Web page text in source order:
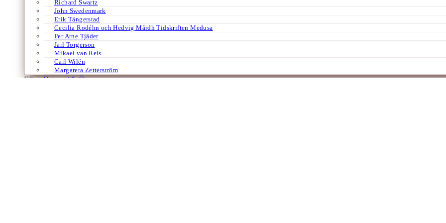
Richard Swartz
John Swedenmark
Erik Tängerstad
Cecilia Rodéhn och Hedvig Mårdh Tidskriften Medusa
Per Arne Tjäder
Jarl Torgerson
Mikael van Reis
Carl Wilén
Margareta Zetterström
Efter:Datum /A-Ö